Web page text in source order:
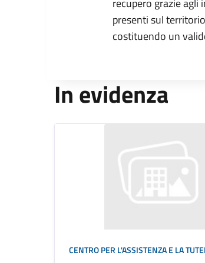
recupero grazie
presenti sul
costituendo un
In evidenza
CENTRO PER L'ASSISTENZA E LA